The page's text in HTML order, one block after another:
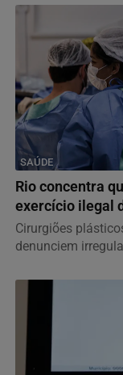
SAÚDE
Rio concentra
exercício ilegal
Cirurgiões
denunciem